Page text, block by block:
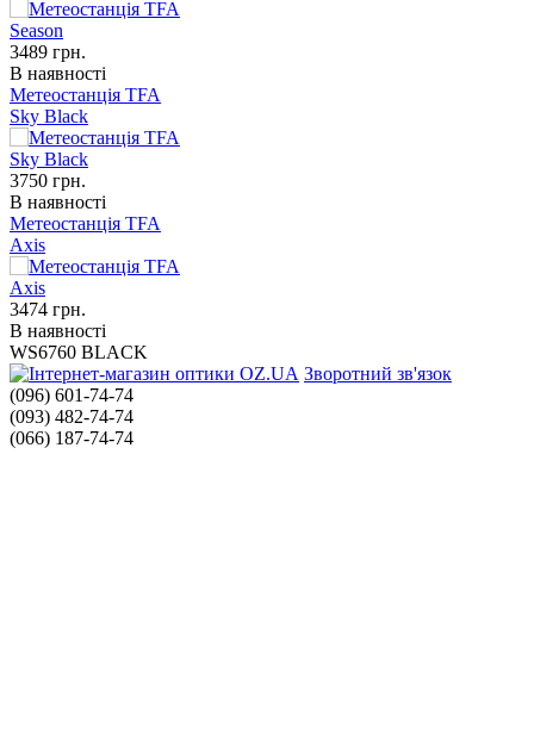
3489 грн.
В наявності
Метеостанція TFA
Sky Black
3750 грн.
В наявності
Метеостанція TFA
Axis
3474 грн.
В наявності
WS6760 BLACK
Зворотний зв'язок
(096) 601-74-74
(093) 482-74-74
(066) 187-74-74